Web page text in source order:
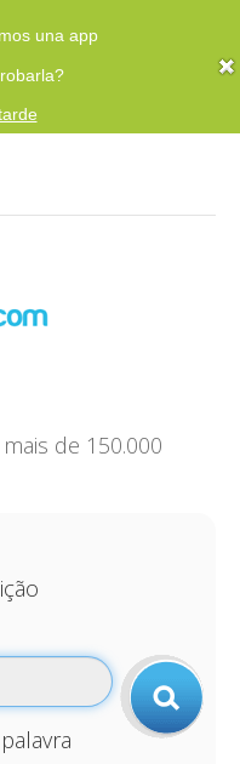
una app
de 150.000